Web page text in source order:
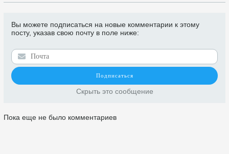
Вы можете подписаться на новые комментарии к этому
посту, указав свою почту в поле ниже:
Скрыть это сообщение
Пока еще не было комментариев